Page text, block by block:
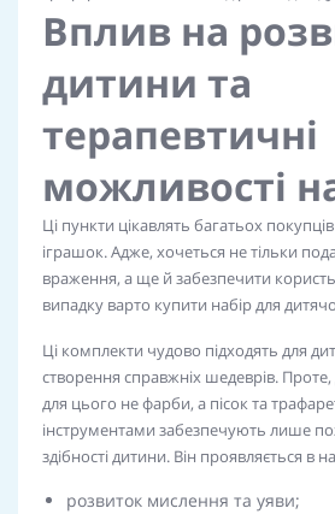
Вплив на
дитини та
терапевтичні
можливості
Ці пункти цікавлять багатьох
іграшок. Адже, хочеться не тільки
враження, а ще й забезпечити
випадку варто купити набір для
Ці комплекти чудово підходять для
створення справжніх шедеврів.
для цього не фарби, а пісок та
інструментами забезпечують лише
здібності дитини. Він проявляється в
розвиток мислення та уяви;